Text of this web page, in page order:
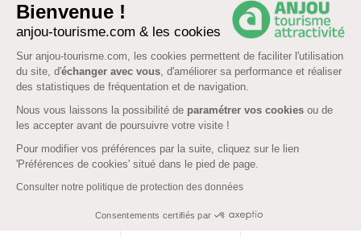
Bienvenue !
anjou-tourisme.com & les cookies
Sur anjou-tourisme.com, les cookies permettent de faciliter l'utilisation
du site, d'échanger avec vous, d'améliorer sa performance et réaliser
des statistiques de fréquentation et de navigation.
Nous vous laissons la possibilité de paramétrer vos cookies ou de
les accepter avant de poursuivre votre visite !
Pour modifier vos préférences par la suite, cliquez sur le lien
'Préférences de cookies' situé dans le pied de page.
Consulter notre politique de protection des données
Consentements certifiés par
© Anjou tourisme 2026 -Plan du site-Fonctionnement du site
Mentions légales Données personnelles
CGU Réservation-Accessibilité : partiellement conforme